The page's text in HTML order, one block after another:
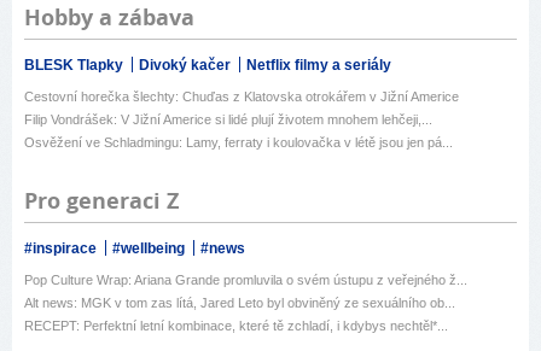
Hobby a zábava
BLESK Tlapky Divoký kačer Netflix filmy a seriály
Cestovní horečka šlechty: Chuďas z Klatovska otrokářem v Jižní Americe
Filip Vondrášek: V Jižní Americe si lidé plují životem mnohem lehčeji,...
Osvěžení ve Schladmingu: Lamy, ferraty i koulovačka v létě jsou jen pá...
Pro generaci Z
#inspirace #wellbeing #news
Pop Culture Wrap: Ariana Grande promluvila o svém ústupu z veřejného ž...
Alt news: MGK v tom zas lítá, Jared Leto byl obviněný ze sexuálního ob...
RECEPT: Perfektní letní kombinace, které tě zchladí, i kdybys nechtěl*...